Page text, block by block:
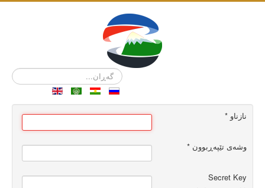
گەڕان...
نازناو *
وشەی تێپەڕبوون *
Secret Key